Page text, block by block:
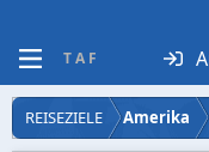
T A F
REISEZIELE Amerika